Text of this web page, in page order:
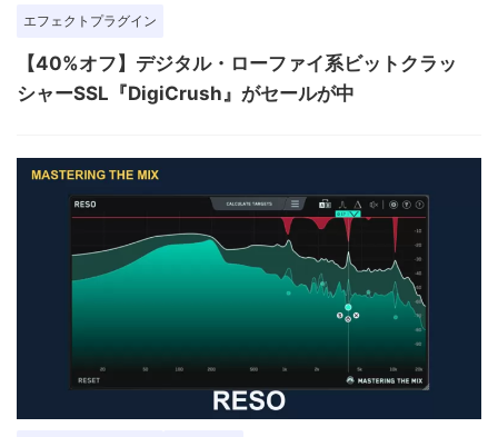
エフェクトプラグイン
【40%オフ】デジタル・ローファイ系ビットクラッ
シャーSSL『DigiCrush』がセールが中